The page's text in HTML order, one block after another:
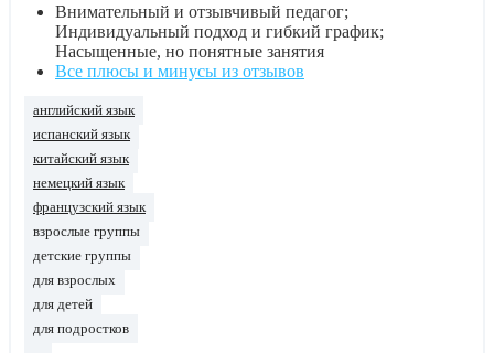
Внимательный и отзывчивый педагог;
Индивидуальный подход и гибкий график;
Насыщенные, но понятные занятия
Все плюсы и минусы из отзывов
английский язык
испанский язык
китайский язык
немецкий язык
французский язык
взрослые группы
детские группы
для взрослых
для детей
для подростков